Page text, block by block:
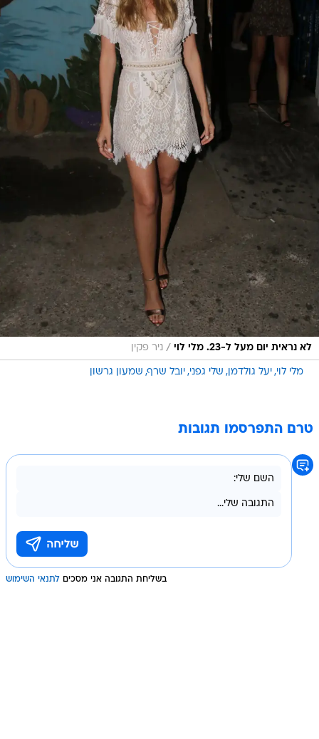
לא נראית יום מעל ל-23. מלי לוי / ניר פקין
מלי לוי יעל גולדמן שלי גפני יובל שרף שמעון גרשון
טרם התפרסמו תגובות
בשליחת התגובה אני מסכים לתנאי השימוש